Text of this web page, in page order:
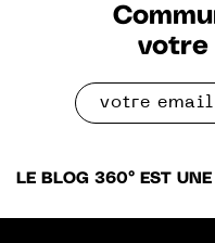
votre
LE BLOG 360° EST